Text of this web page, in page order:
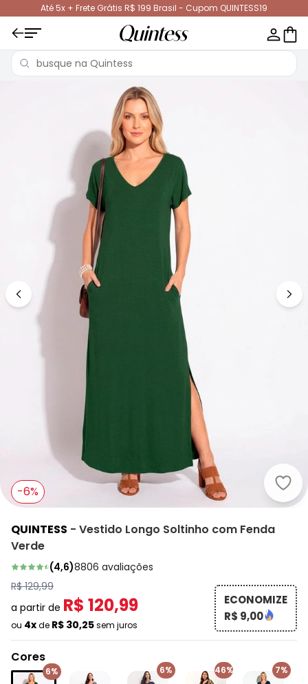
Até 5x + Frete Grátis R$ 199 Brasil - Cupom QUINTESS19
-6%
QUINTESS - Vestido Longo Soltinho com Fenda
Verde
(4,6)8806 avaliações
R$ 129,99
a partir de R$ 120,99
ou 4xde R$ 30,25sem juros
ECONOMIZE
R$ 9,00
Cores
6% 6% 46% 7%